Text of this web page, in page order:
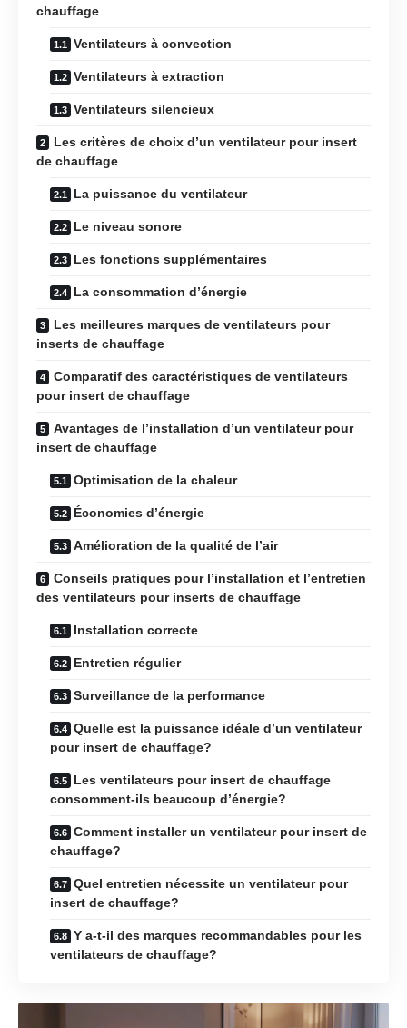
chauffage
Ventilateurs à convection
Ventilateurs à extraction
Ventilateurs silencieux
Les critères de choix d’un ventilateur pour insert
de chauffage
La puissance du ventilateur
Le niveau sonore
Les fonctions supplémentaires
La consommation d’énergie
Les meilleures marques de ventilateurs pour
inserts de chauffage
Comparatif des caractéristiques de ventilateurs
pour insert de chauffage
Avantages de l’installation d’un ventilateur pour
insert de chauffage
Optimisation de la chaleur
Économies d’énergie
Amélioration de la qualité de l’air
Conseils pratiques pour l’installation et l’entretien
des ventilateurs pour inserts de chauffage
Installation correcte
Entretien régulier
Surveillance de la performance
Quelle est la puissance idéale d’un ventilateur
pour insert de chauffage?
Les ventilateurs pour insert de chauffage
consomment-ils beaucoup d’énergie?
Comment installer un ventilateur pour insert de
chauffage?
Quel entretien nécessite un ventilateur pour
insert de chauffage?
Y a-t-il des marques recommandables pour les
ventilateurs de chauffage?